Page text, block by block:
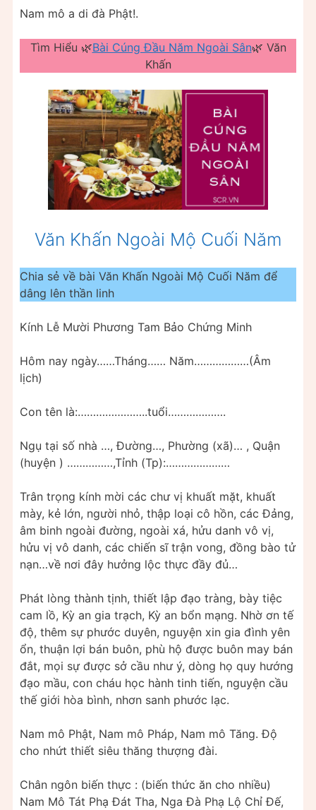
Nam mô a di đà Phật!.
Tìm Hiểu 🌿Bài Cúng Đầu Năm Ngoài Sân🌿 Văn
Khấn
Văn Khấn Ngoài Mộ Cuối Năm
Chia sẻ về bài Văn Khấn Ngoài Mộ Cuối Năm để
dâng lên thần linh
Kính Lễ Mười Phương Tam Bảo Chứng Minh
Hôm nay ngày……Tháng…… Năm………………(Âm
lịch)
Con tên là:…………………..tuổi……………….
Ngụ tại số nhà …, Đường…, Phường (xã)… , Quận
(huyện ) ……………,Tỉnh (Tp):…………………
Trân trọng kính mời các chư vị khuất mặt, khuất
mày, kẻ lớn, người nhỏ, thập loại cô hồn, các Đảng,
âm binh ngoài đường, ngoài xá, hửu danh vô vị,
hửu vị vô danh, các chiến sĩ trận vong, đồng bào tử
nạn…về nơi đây hưởng lộc thực đầy đủ…
Phát lòng thành tịnh, thiết lập đạo tràng, bày tiệc
cam lồ, Kỳ an gia trạch, Kỳ an bổn mạng. Nhờ ơn tế
độ, thêm sự phước duyên, nguyện xin gia đình yên
ổn, thuận lợi bán buôn, phù hộ được buôn may bán
đắt, mọi sự được sở cầu như ý, dòng họ quy hướng
đạo mầu, con cháu học hành tinh tiến, nguyện cầu
thế giới hòa bình, nhơn sanh phước lạc.
Nam mô Phật, Nam mô Pháp, Nam mô Tăng. Độ
cho nhứt thiết siêu thăng thượng đài.
Chân ngôn biến thực : (biến thức ăn cho nhiều)
Nam Mô Tát Phạ Đát Tha, Nga Đà Phạ Lộ Chỉ Đế,